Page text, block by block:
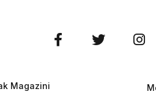
Magazini